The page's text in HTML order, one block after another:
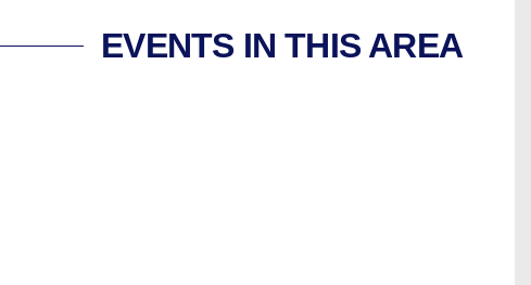
EVENTS IN THIS AREA